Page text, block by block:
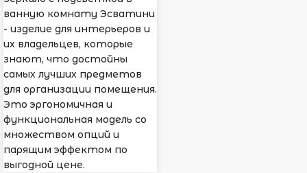
ванную комнату Эсватини
- изделие для интерьеров и
их владельцев, которые
знают, что достойны
самых лучших предметов
для организации помещения.
Это эргономичная и
функциональная модель со
множеством опций и
парящим эффектом по
выгодной цене.